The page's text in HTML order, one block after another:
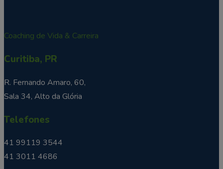
Coaching de Vida & Carreira
Curitiba, PR
R. Fernando Amaro, 60,
Sala 34, Alto da Glória
Telefones
41 99119 3544
41 3011 4686